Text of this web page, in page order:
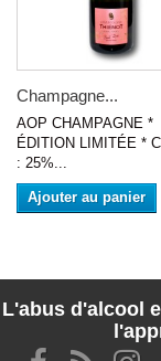
Champagne...
AOP CHAMPAGNE *
ÉDITION LIMITÉE *
: 25%...
Ajouter au panier
L'abus d'alcool